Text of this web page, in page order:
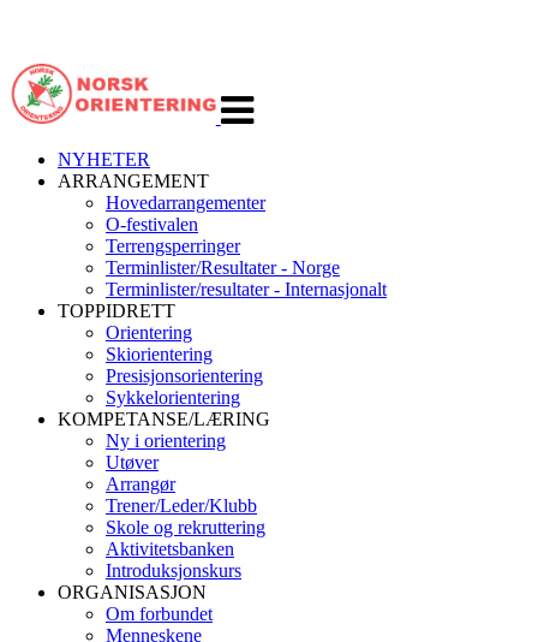
navigasjon
NYHETER
ARRANGEMENT
Hovedarrangementer
O-festivalen
Terrengsperringer
Terminlister/Resultater - Norge
Terminlister/resultater - Internasjonalt
TOPPIDRETT
Orientering
Skiorientering
Presisjonsorientering
Sykkelorientering
KOMPETANSE/LÆRING
Ny i orientering
Utøver
Arrangør
Trener/Leder/Klubb
Skole og rekruttering
Aktivitetsbanken
Introduksjonskurs
ORGANISASJON
Om forbundet
Menneskene